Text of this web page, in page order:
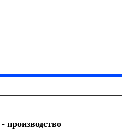
производство